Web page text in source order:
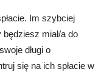
Im szybciej
miał/a do
długi o
się na ich spłacie w